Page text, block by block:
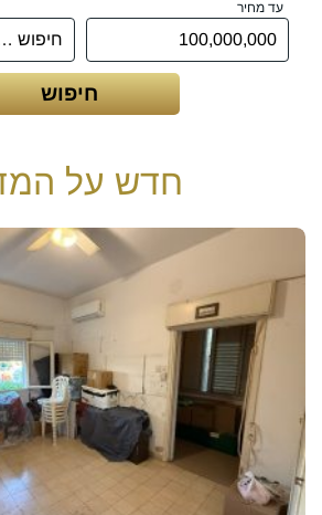
עד מחיר
חדש על